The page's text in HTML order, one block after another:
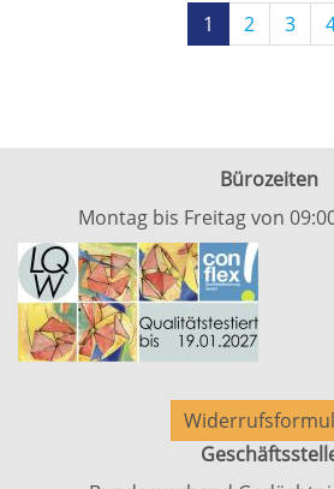
Seiten
blättern
1 2 3
Bürozeiten
Montag bis Freitag von